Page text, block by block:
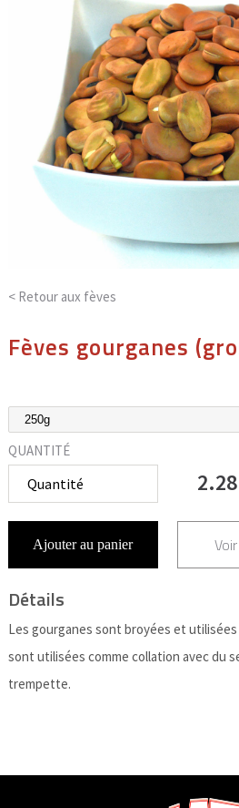
< Retour aux fèves
Fèves gourganes
QUANTITÉ
Ajouter au panier
Détails
Les gourganes sont broyées et
sont utilisées comme collation avec du
trempette.